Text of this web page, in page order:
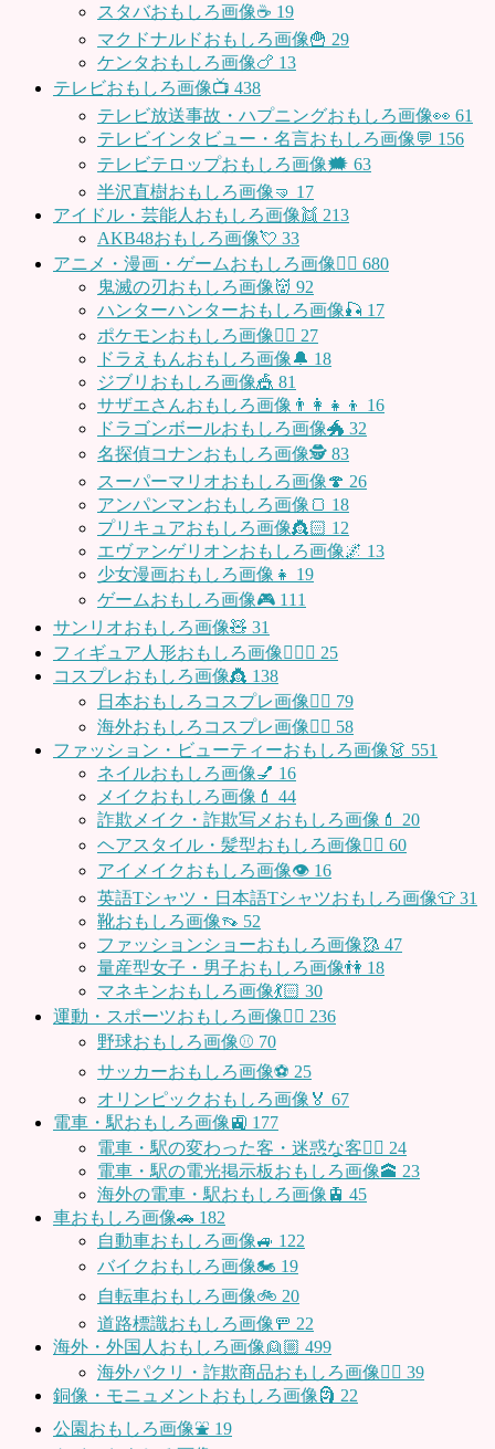
スタバおもしろ画像☕️ 19
マクドナルドおもしろ画像🍟 29
ケンタおもしろ画像🍗 13
テレビおもしろ画像📺 438
テレビ放送事故・ハプニングおもしろ画像👀 61
テレビインタビュー・名言おもしろ画像💬 156
テレビテロップおもしろ画像🗯 63
半沢直樹おもしろ画像🤜 17
アイドル・芸能人おもしろ画像👯 213
AKB48おもしろ画像💘 33
アニメ・漫画・ゲームおもしろ画像🧚‍♀️ 680
鬼滅の刃おもしろ画像👹 92
ハンターハンターおもしろ画像🎣 17
ポケモンおもしろ画像🤹‍♂️ 27
ドラえもんおもしろ画像🔔 18
ジブリおもしろ画像🎪 81
サザエさんおもしろ画像👨‍👩‍👧‍👦 16
ドラゴンボールおもしろ画像🐲 32
名探偵コナンおもしろ画像🕵️ 83
スーパーマリオおもしろ画像🍄 26
アンパンマンおもしろ画像🍞 18
プリキュアおもしろ画像👸🏻 12
エヴァンゲリオンおもしろ画像🌌 13
少女漫画おもしろ画像👧 19
ゲームおもしろ画像🎮 111
サンリオおもしろ画像🧸 31
フィギュア人形おもしろ画像🧍🏼‍♂️ 25
コスプレおもしろ画像👸 138
日本おもしろコスプレ画像🧝‍♀️ 79
海外おもしろコスプレ画像🧝‍♂️ 58
ファッション・ビューティーおもしろ画像👗 551
ネイルおもしろ画像💅 16
メイクおもしろ画像💄 44
詐欺メイク・詐欺写メおもしろ画像💄 20
ヘアスタイル・髪型おもしろ画像👱‍♀️ 60
アイメイクおもしろ画像👁 16
英語Tシャツ・日本語Tシャツおもしろ画像👕 31
靴おもしろ画像👡 52
ファッションショーおもしろ画像🥻 47
量産型女子・男子おもしろ画像👫 18
マネキンおもしろ画像💃🏻 30
運動・スポーツおもしろ画像🏃‍♂️ 236
野球おもしろ画像⚾ 70
サッカーおもしろ画像⚽️ 25
オリンピックおもしろ画像🏅 67
電車・駅おもしろ画像🚉 177
電車・駅の変わった客・迷惑な客🤦‍♀️ 24
電車・駅の電光掲示板おもしろ画像🕋 23
海外の電車・駅おもしろ画像🚊 45
車おもしろ画像🚗 182
自動車おもしろ画像🚙 122
バイクおもしろ画像🏍 19
自転車おもしろ画像🚲 20
道路標識おもしろ画像🚥 22
海外・外国人おもしろ画像👱🏼 499
海外パクリ・詐欺商品おもしろ画像🙅‍♀️ 39
銅像・モニュメントおもしろ画像🗿 22
公園おもしろ画像⛲️ 19